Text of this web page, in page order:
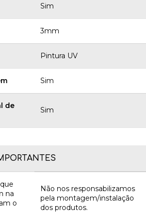
Sim
3mm
Pintura UV
Sim
de
Sim
na
o
Não nos responsabilizamos
pela montagem/instalação
dos produtos.